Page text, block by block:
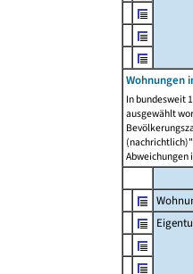
Wohnungen
In bundesweit
ausgewählt
Abweichungen